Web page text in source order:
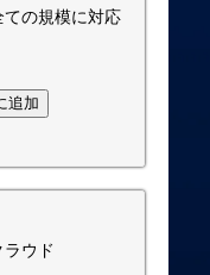
ての規模に対応
追加
ラウド